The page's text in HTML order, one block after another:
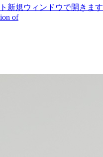
新規ウィンドウで開きます
of